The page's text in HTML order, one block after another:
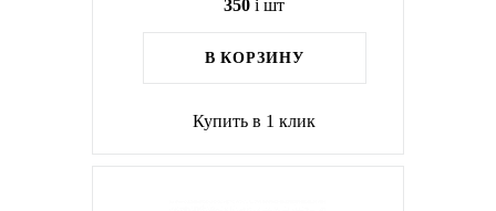
350 i шт
В КОРЗИНУ
Купить в 1 клик